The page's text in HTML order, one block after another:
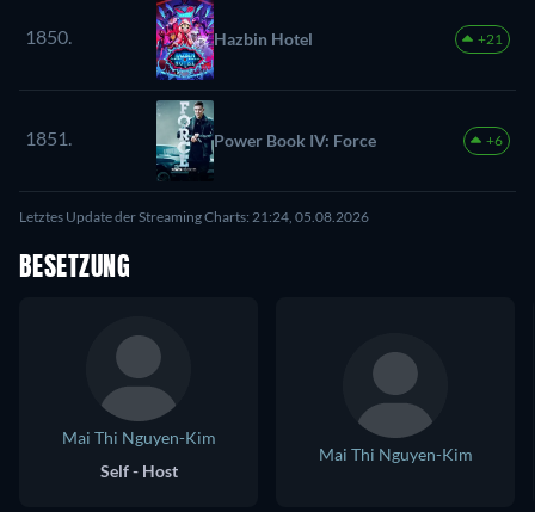
1850. Hazbin Hotel +21
1851. Power Book IV: Force +6
Letztes Update der Streaming Charts: 21:24, 05.08.2026
BESETZUNG
Mai Thi Nguyen-Kim
Self - Host
Mai Thi Nguyen-Kim